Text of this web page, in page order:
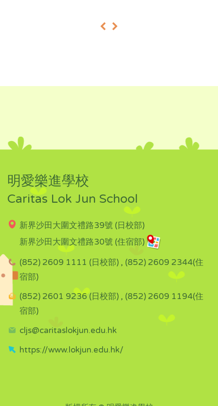
« »
明愛樂進學校
Caritas Lok Jun School
新界沙田大圍文禮路39號 (日校部)
新界沙田大圍文禮路30號 (住宿部)
(852) 2609 1111 (日校部) , (852) 2609 2344(住
宿部)
(852) 2601 9236 (日校部) , (852) 2609 1194(住
宿部)
cljs@caritaslokjun.edu.hk
https://www.lokjun.edu.hk/